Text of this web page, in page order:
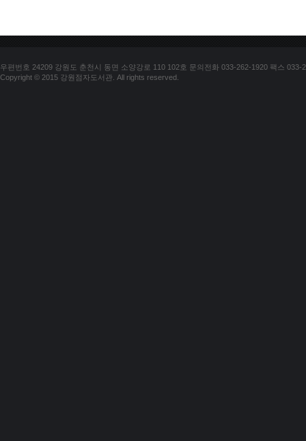
우편번호 24209 강원도 춘천시 동면 소양강로 110 102호 문의전화 033-262-1920 팩스 033-
Copyright © 2015 강원점자도서관. All rights reserved.